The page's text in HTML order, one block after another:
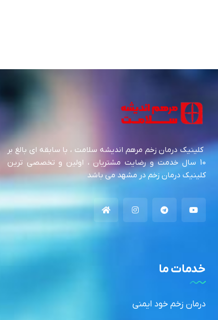
کلینیک درمان زخم مرهم اندیشه سلامت ، با سابقه ای بالغ بر
10 سال خدمت و رضایت مشتریان ، اولین و تخصصی ترین
کلینیک درمان زخم در مشهد می باشد
خدمات ما
درمان زخم خود ایمنی